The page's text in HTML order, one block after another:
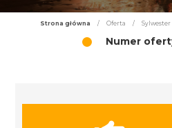
Strona główna / Oferta /
Numer